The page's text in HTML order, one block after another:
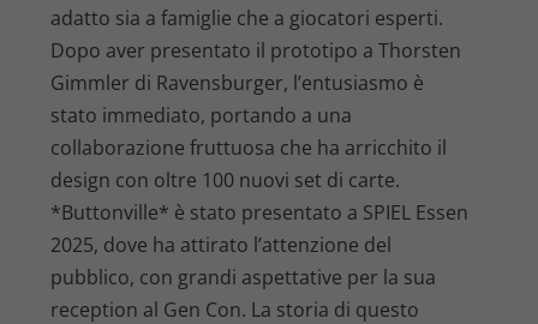
adatto sia a famiglie che a giocatori esperti.
Dopo aver presentato il prototipo a Thorsten
Gimmler di Ravensburger, l’entusiasmo è
stato immediato, portando a una
collaborazione fruttuosa che ha arricchito il
design con oltre 100 nuovi set di carte.
*Buttonville* è stato presentato a SPIEL Essen
2025, dove ha attirato l’attenzione del
pubblico, con grandi aspettative per la sua
reception al Gen Con. La storia di questo